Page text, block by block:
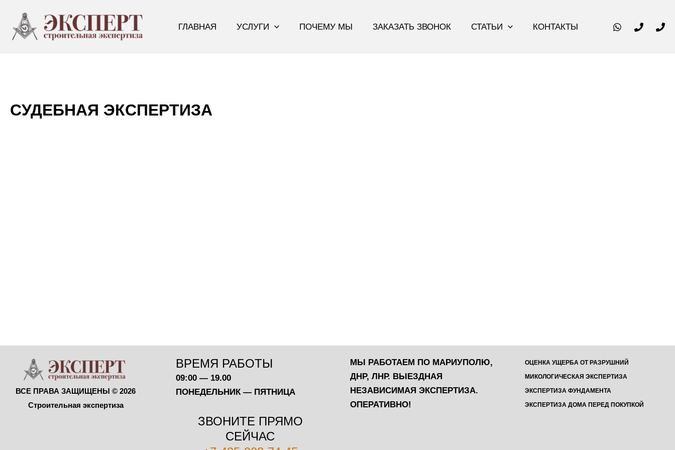
содержимому
ГЛАВНАЯ УСЛУГИ ПОЧЕМУ МЫ ЗАКАЗАТЬ ЗВОНОК СТАТЬИ КОНТАКТЫ
СУДЕБНАЯ ЭКСПЕРТИЗА
ВСЕ ПРАВА ЗАЩИЩЕНЫ © 2026
Строительная экспертиза
ВРЕМЯ РАБОТЫ
09:00 — 19.00
ПОНЕДЕЛЬНИК — ПЯТНИЦА
ЗВОНИТЕ ПРЯМО
СЕЙЧАС
МЫ РАБОТАЕМ ПО МАРИУПОЛЮ,
ДНР, ЛНР. ВЫЕЗДНАЯ
НЕЗАВИСИМАЯ ЭКСПЕРТИЗА.
ОПЕРАТИВНО!
ОЦЕНКА УЩЕРБА ОТ РАЗРУШНИЙ
МИКОЛОГИЧЕСКАЯ ЭКСПЕРТИЗА
ЭКСПЕРТИЗА ФУНДАМЕНТА
ЭКСПЕРТИЗА ДОМА ПЕРЕД ПОКУПКОЙ